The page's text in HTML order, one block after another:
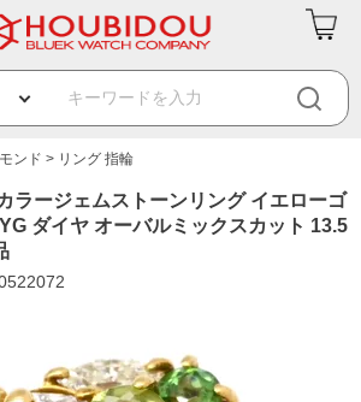
ンド リング 指輪
ラージェムストーンリング イエローゴ
ダイヤ オーバルミックスカット 13.5